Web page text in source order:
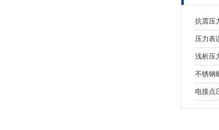
抗震压
压力表
浅析压
不锈钢
电接点